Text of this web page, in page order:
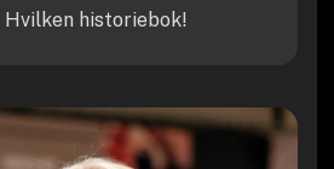
Hvilken historiebok!